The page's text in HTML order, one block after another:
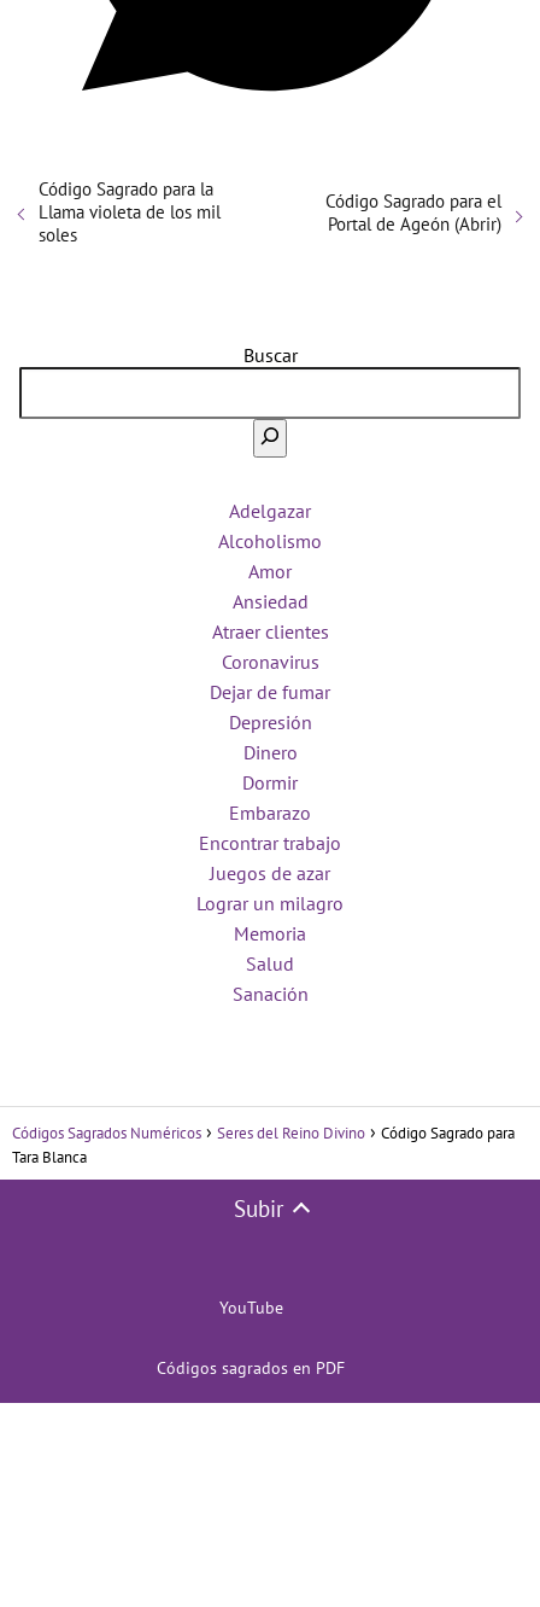
Código Sagrado para la
Llama violeta de los mil
soles
Código Sagrado para el
Portal de Ageón (Abrir)
Buscar
Adelgazar
Alcoholismo
Amor
Ansiedad
Atraer clientes
Coronavirus
Dejar de fumar
Depresión
Dinero
Dormir
Embarazo
Encontrar trabajo
Juegos de azar
Lograr un milagro
Memoria
Salud
Sanación
Códigos Sagrados Numéricos Seres del Reino Divino
Código Sagrado para
Tara Blanca
Subir
YouTube
Códigos sagrados en PDF